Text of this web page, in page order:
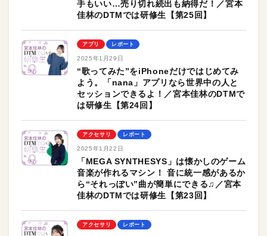
手もいい…売り切れ続出も納得だ！／宮本
佳林のDTMでは研修生【第25回】
アプリ レポート
2025年1月29日
“歌ってみた”をiPhoneだけではじめてみ
よう。「nana」アプリなら世界中の人と
セッションできるよ！／宮本佳林のDTMで
は研修生【第24回】
アクセサリ レポート
2025年1月22日
「MEGA SYNTHESYS」は懐かしのゲーム
音楽が作れるマシン！ 音に統一感があるか
ら“それっぽい”曲が簡単にできる♫／宮本
佳林のDTMでは研修生【第23回】
アクセサリ レポート